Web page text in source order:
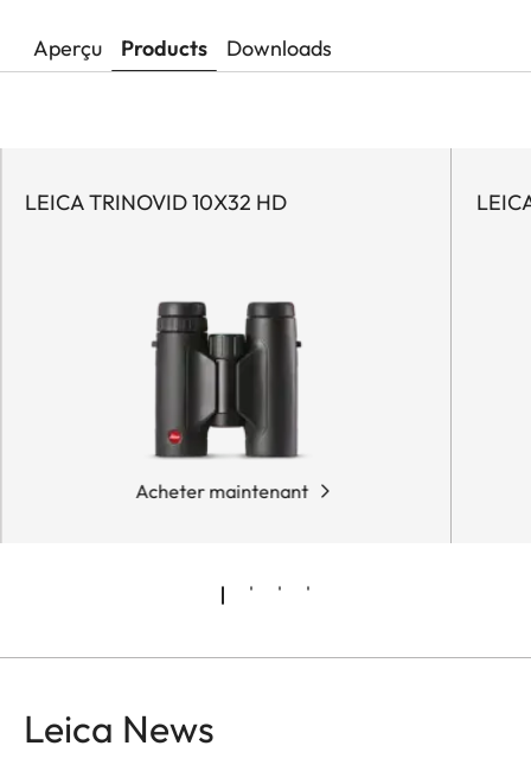
Aperçu Products Downloads
LEICA TRINOVID 10X32 HD
Acheter maintenant
Leica News